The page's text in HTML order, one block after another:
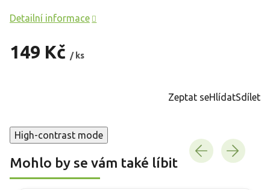
149 Kč / ks
Detailní informace
Zeptat seHlídatSdílet
High-contrast mode
Mohlo by se vám také líbit